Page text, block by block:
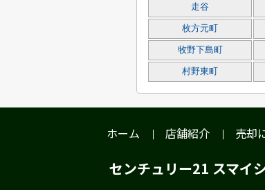
走谷
枚方元町
牧野下島町
村野東町
ホーム 店舗紹介 売却
センチュリー21 スマイ